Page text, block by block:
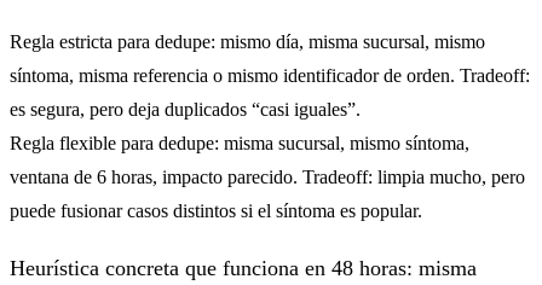
Regla estricta para dedupe: mismo día, misma sucursal, mismo
síntoma, misma referencia o mismo identificador de orden. Tradeoff:
es segura, pero deja duplicados “casi iguales”.
Regla flexible para dedupe: misma sucursal, mismo síntoma,
ventana de 6 horas, impacto parecido. Tradeoff: limpia mucho, pero
puede fusionar casos distintos si el síntoma es popular.
Heurística concreta que funciona en 48 horas: misma